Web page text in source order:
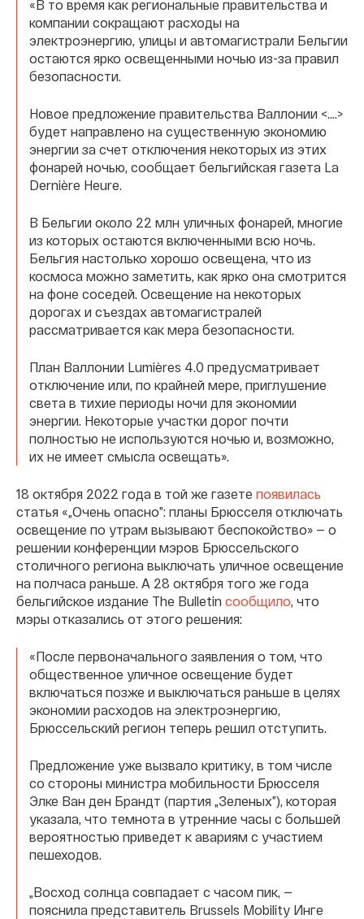
«В то время как региональные правительства и
компании сокращают расходы на
электроэнергию, улицы и автомагистрали Бельгии
остаются ярко освещенными ночью из-за правил
безопасности.
Новое предложение правительства Валлонии <.…>
будет направлено на существенную экономию
энергии за счет отключения некоторых из этих
фонарей ночью, сообщает бельгийская газета La
Dernière Heure.
В Бельгии около 22 млн уличных фонарей, многие
из которых остаются включенными всю ночь.
Бельгия настолько хорошо освещена, что из
космоса можно заметить, как ярко она смотрится
на фоне соседей. Освещение на некоторых
дорогах и съездах автомагистралей
рассматривается как мера безопасности.
План Валлонии Lumières 4.0 предусматривает
отключение или, по крайней мере, приглушение
света в тихие периоды ночи для экономии
энергии. Некоторые участки дорог почти
полностью не используются ночью и, возможно,
их не имеет смысла освещать».
18 октября 2022 года в той же газете появилась
статья «„Очень опасно”: планы Брюсселя отключать
освещение по утрам вызывают беспокойство» — о
решении конференции мэров Брюссельского
столичного региона выключать уличное освещение
на полчаса раньше. А 28 октября того же года
бельгийское издание The Bulletin сообщило, что
мэры отказались от этого решения:
«После первоначального заявления о том, что
общественное уличное освещение будет
включаться позже и выключаться раньше в целях
экономии расходов на электроэнергию,
Брюссельский регион теперь решил отступить.
Предложение уже вызвало критику, в том числе
со стороны министра мобильности Брюсселя
Элке Ван ден Брандт (партия „Зеленых”), которая
указала, что темнота в утренние часы с большей
вероятностью приведет к авариям с участием
пешеходов.
„Восход солнца совпадает с часом пик, —
пояснила представитель Brussels Mobility Инге